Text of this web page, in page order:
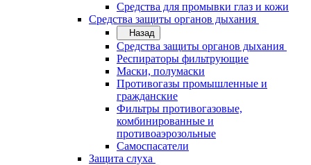
Средства для промывки глаз и кожи
Средства защиты органов дыхания
Назад
Средства защиты органов дыхания
Респираторы фильтрующие
Маски, полумаски
Противогазы промышленные и
гражданские
Фильтры противогазовые,
комбинированные и
противоаэрозольные
Самоспасатели
Защита слуха